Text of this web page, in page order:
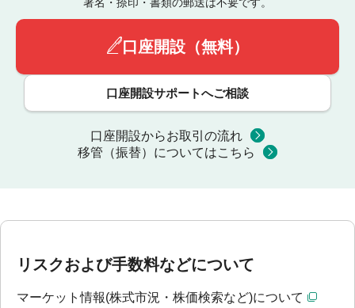
口座開設（無料）
口座開設サポートへご相談
口座開設からお取引の流れ
移管（振替）についてはこちら
リスクおよび手数料などについて
マーケット情報(株式市況・株価検索など)について